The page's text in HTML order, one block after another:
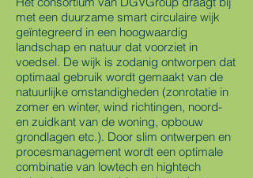
met een duurzame smart circulaire wijk
geïntegreerd in een hoogwaardig
landschap en natuur dat voorziet in
voedsel. De wijk is zodanig ontworpen dat
optimaal gebruik wordt gemaakt van de
natuurlijke omstandigheden (zonrotatie in
zomer en winter, wind richtingen, noord-
en zuidkant van de woning, opbouw
grondlagen etc.). Door slim ontwerpen en
procesmanagement wordt een optimale
combinatie van lowtech en hightech